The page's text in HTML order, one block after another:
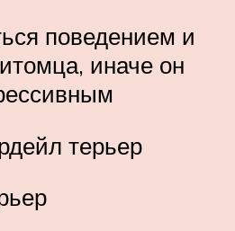
поведением и
иначе он
терьер